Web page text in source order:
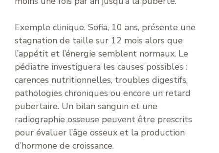
Exemple clinique. Sofia, 10 ans, présente une
stagnation de taille sur 12 mois alors que
l’appétit et l’énergie semblent normaux. Le
pédiatre investiguera les causes possibles :
carences nutritionnelles, troubles digestifs,
pathologies chroniques ou encore un retard
pubertaire. Un bilan sanguin et une
radiographie osseuse peuvent être prescrits
pour évaluer l’âge osseux et la production
d’hormone de croissance.